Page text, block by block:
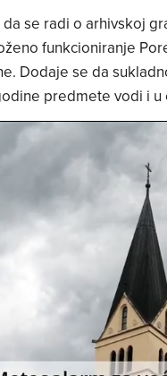
se radi o arhivskoj
funkcioniranje
Dodaje se da
predmete vodi i